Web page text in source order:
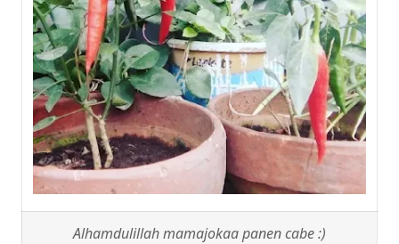
Alhamdulillah mamajokaa panen cabe :)